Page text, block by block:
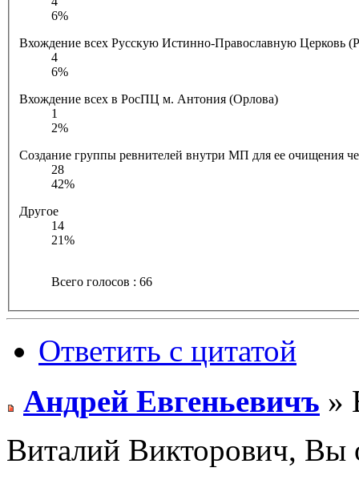
6%
Вхождение всех Русскую Истинно-Православную Церковь
4
6%
Вхождение всех в РосПЦ м. Антония (Орлова)
1
2%
Создание группы ревнителей внутри МП для ее очищения
28
42%
Другое
14
21%
Всего голосов : 66
Ответить с цитатой
Андрей Евгеньевичъ »
Виталий Викторович, Вы